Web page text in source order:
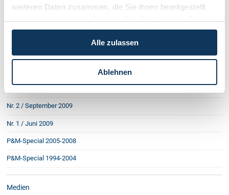
weiteren Daten zusammen, die Sie ihnen bereitgestellt
gesammelt haben.
Alle zulassen
Ablehnen
Steuerprivileg Pauschalierung
Nr. 1 / März 2010
Nr. 2 / September 2009
Nr. 1 / Juni 2009
P&M-Special 2005-2008
P&M-Special 1994-2004
Medien